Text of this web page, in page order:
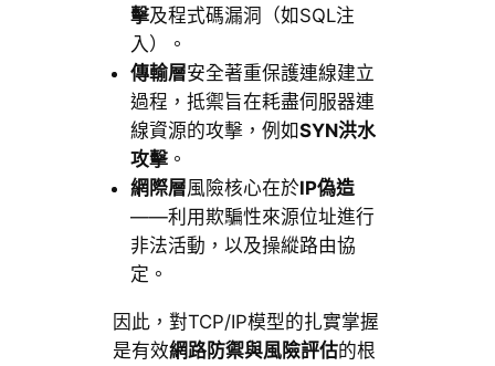
擊及程式碼漏洞（如SQL注
入）。
傳輸層安全著重保護連線建立
過程，抵禦旨在耗盡伺服器連
線資源的攻擊，例如SYN洪水
攻擊。
網際層風險核心在於IP偽造
——利用欺騙性來源位址進行
非法活動，以及操縱路由協
定。
因此，對TCP/IP模型的扎實掌握
是有效網路防禦與風險評估的根